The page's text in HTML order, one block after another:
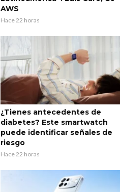
AWS
Hace 22 horas
¿Tienes antecedentes de
diabetes? Este smartwatch
puede identificar señales de
riesgo
Hace 22 horas